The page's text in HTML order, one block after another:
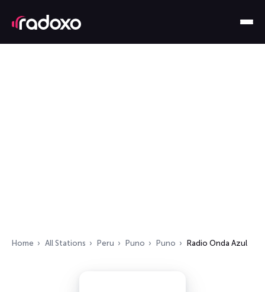
Home All Stations Peru Puno Puno Radio Onda Azul